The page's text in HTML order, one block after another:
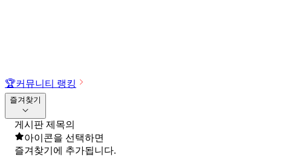
🏆커뮤니티 랭킹
즐겨찾기
게시판 제목의
아이콘을 선택하면
즐겨찾기에 추가됩니다.